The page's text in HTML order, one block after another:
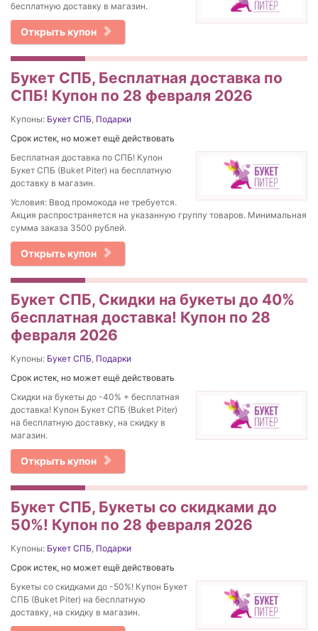
бесплатную доставку в магазин.
Открыть купон
Букет СПБ, Бесплатная доставка по
СПБ! Купон по 28 февраля 2026
Купоны: Букет СПБ, Подарки
Срок истек, но может ещё действовать
Бесплатная доставка по СПБ! Купон
Букет СПБ (Buket Piter) на бесплатную
доставку в магазин.
Условия: Ввод промокода не требуется.
Акция распространяется на указанную группу товаров. Минимальная
сумма заказа 3500 рублей.
Открыть купон
Букет СПБ, Скидки на букеты до 40%
бесплатная доставка! Купон по 28
февраля 2026
Купоны: Букет СПБ, Подарки
Срок истек, но может ещё действовать
Скидки на букеты до -40% + бесплатная
доставка! Купон Букет СПБ (Buket Piter)
на бесплатную доставку, на скидку в
магазин.
Открыть купон
Букет СПБ, Букеты со скидками до
50%! Купон по 28 февраля 2026
Купоны: Букет СПБ, Подарки
Срок истек, но может ещё действовать
Букеты со скидками до -50%! Купон Букет
СПБ (Buket Piter) на бесплатную
доставку, на скидку в магазин.